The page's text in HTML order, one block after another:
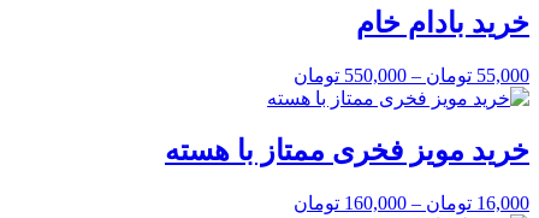
خرید بادام خام
55,000 تومان –
550,000 تومان
خرید مویز فخری ممتاز با هسته
16,000 تومان –
160,000 تومان